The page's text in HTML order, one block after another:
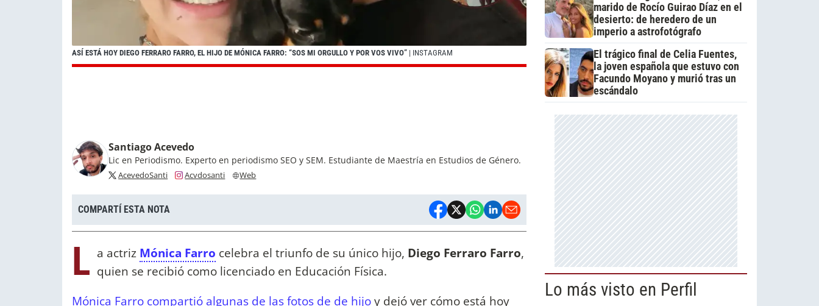
ASÍ ESTÁ HOY DIEGO FERRARO FARRO, EL HIJO DE MÓNICA FARRO: “SOS MI ORGULLO Y POR VOS VIVO” | INSTAGRAM
Santiago Acevedo
Lic en Periodismo. Experto en periodismo SEO y SEM. Estudiante de Maestría en Estudios de Género.
AcevedoSanti Acvdosanti Web
COMPARTÍ ESTA NOTA
L a actriz Mónica Farro celebra el triunfo de su único hijo, Diego Ferraro Farro,
quien se recibió como licenciado en Educación Física.
Mónica Farro compartió algunas de las fotos de de hijoy dejó ver cómo está hoy
marido de Rocío Guirao Díaz en el
desierto: de heredero de un
imperio a astrofotógrafo
El trágico final de Celia Fuentes,
la joven española que estuvo con
Facundo Moyano y murió tras un
escándalo
Lo más visto en Perfil